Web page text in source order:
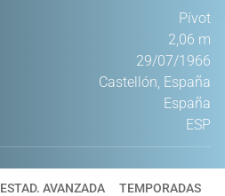
Pívot
2,06 m
29/07/1966
Castellón, España
España
ESP
ESTAD. AVANZADA TEMPORADAS